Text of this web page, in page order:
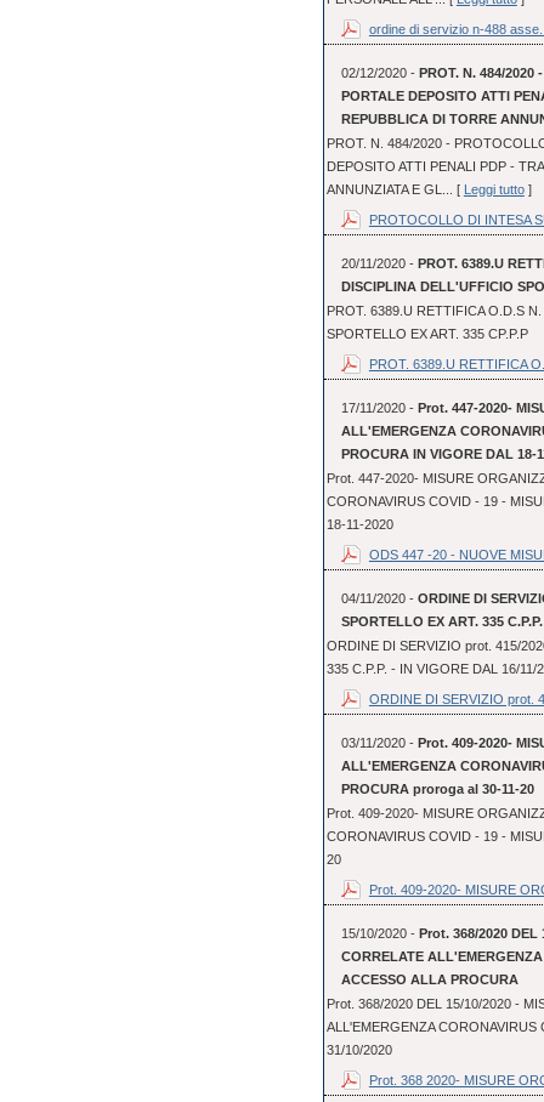
ordine di servizio n-488
02/12/2020 - PROT. N. 484/2020
PORTALE DEPOSITO ATTI
REPUBBLICA DI TORRE
PROT. N. 484/2020 -
DEPOSITO ATTI PENALI PDP -
ANNUNZIATA E GL... [ Leggi tutto]
PROTOCOLLO DI INTESA
20/11/2020 - PROT. 6389.U
DISCIPLINA DELL'UFFICIO
PROT. 6389.U RETTIFICA O.D.S
SPORTELLO EX ART. 335 CP.P.P
PROT. 6389.U RETTIFICA
17/11/2020 - Prot. 447-2020-
ALL'EMERGENZA
PROCURA IN VIGORE DAL 18-
Prot. 447-2020- MISURE
CORONAVIRUS COVID - 19 -
18-11-2020
ODS 447 -20 - NUOVE
04/11/2020 - ORDINE DI
SPORTELLO EX ART. 335
ORDINE DI SERVIZIO prot. 415/
335 C.P.P. - IN VIGORE DAL 16/11/
ORDINE DI SERVIZIO prot.
03/11/2020 - Prot. 409-2020-
ALL'EMERGENZA
PROCURA proroga al 30-11-20
Prot. 409-2020- MISURE
CORONAVIRUS COVID - 19 -
20
Prot. 409-2020- MISURE
15/10/2020 - Prot. 368/2020 DEL
CORRELATE
ACCESSO ALLA PROCURA
Prot. 368/2020 DEL 15/10/2020 -
ALL'EMERGENZA
31/10/2020
Prot. 368 2020- MISURE